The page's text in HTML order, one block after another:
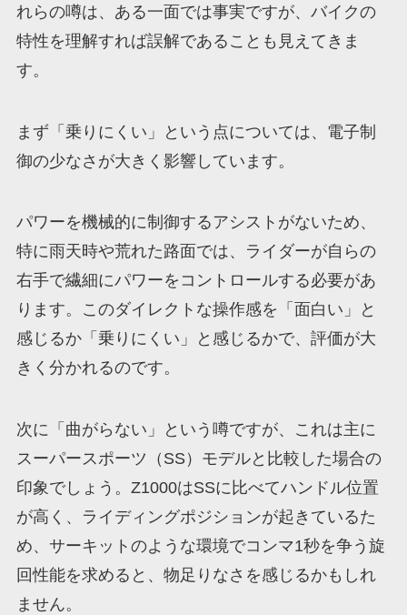
れらの噂は、ある一面では事実ですが、バイクの
特性を理解すれば誤解であることも見えてきま
す。
まず「乗りにくい」という点については、電子制
御の少なさが大きく影響しています。
パワーを機械的に制御するアシストがないため、
特に雨天時や荒れた路面では、ライダーが自らの
右手で繊細にパワーをコントロールする必要があ
ります。このダイレクトな操作感を「面白い」と
感じるか「乗りにくい」と感じるかで、評価が大
きく分かれるのです。
次に「曲がらない」という噂ですが、これは主に
スーパースポーツ（SS）モデルと比較した場合の
印象でしょう。Z1000はSSに比べてハンドル位置
が高く、ライディングポジションが起きているた
め、サーキットのような環境でコンマ1秒を争う旋
回性能を求めると、物足りなさを感じるかもしれ
ません。